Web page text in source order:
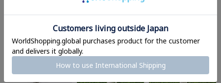
¥550(税込)
応＞
¥550(税込)